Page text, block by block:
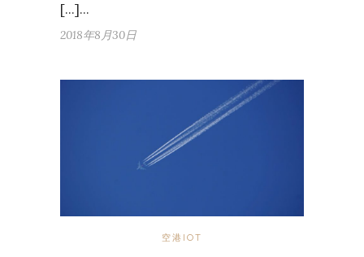
[…]…
2018年8月30日
空港IOT